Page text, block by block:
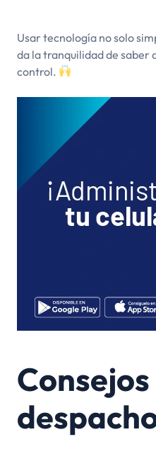
Usar tecnología no solo
da la tranquilidad de saber
control.